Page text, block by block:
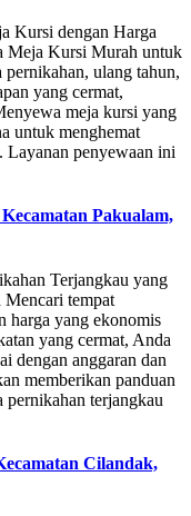
Kursi dengan Harga
Meja Kursi Murah untuk
ulang tahun,
yang cermat,
meja kursi yang
untuk menghemat
Layanan penyewaan ini
Pakualam,
Terjangkau yang
Mencari tempat
harga yang ekonomis
yang cermat, Anda
dengan anggaran dan
memberikan panduan
pernikahan terjangkau
Cilandak,